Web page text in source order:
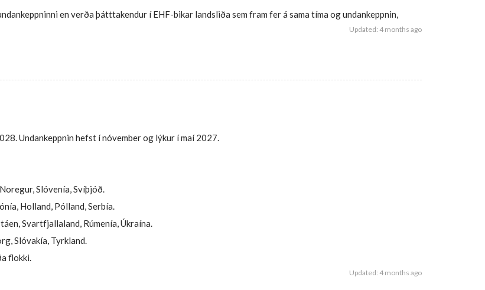
en verða þátttakendur í EHF-bikar landsliða sem fram fer á sama tíma og undankeppnin,
Updated: 4 months ago
Undankeppnin hefst í nóvember og lýkur í maí 2027.
Slóvenía, Svíþjóð.
Holland, Pólland, Serbía.
Svartfjallaland, Rúmenía, Úkraína.
Slóvakía, Tyrkland.
flokki.
Updated: 4 months ago